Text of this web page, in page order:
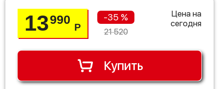
13990
Р
-35 %
21 520
Цена на
сегодня
Купить